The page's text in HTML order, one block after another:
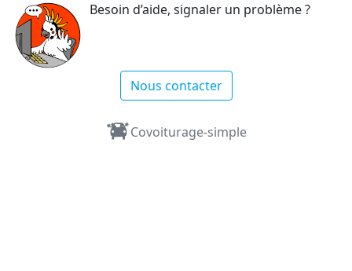
Besoin d’aide, signaler un problème ?
Nous contacter
Covoiturage-simple